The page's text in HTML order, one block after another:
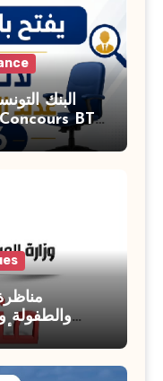
البنك
بوزارة
السن آخر أجل للتسجيل